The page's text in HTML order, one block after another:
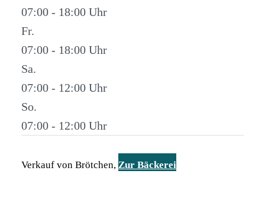
07:00 - 18:00
Fr.
07:00 - 18:00
Sa.
07:00 - 12:00
So.
07:00 - 12:00
Verkauf von Brötchen, Zur Bäckerei